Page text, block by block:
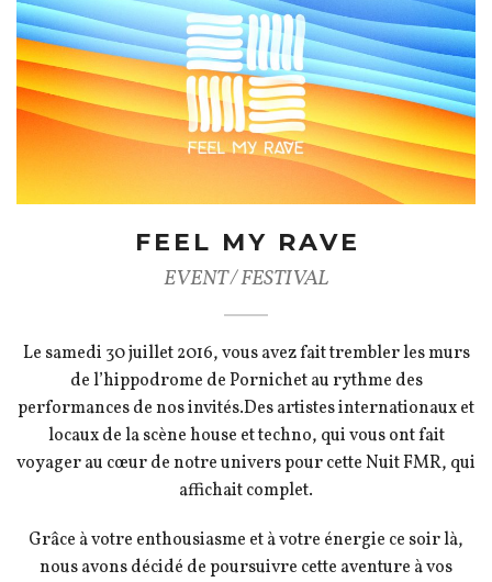
FEEL MY RAVE
EVENT / FESTIVAL
Le samedi 30 juillet 2016, vous avez fait trembler les murs
de l’hippodrome de Pornichet au rythme des
performances de nos invités.Des artistes internationaux et
locaux de la scène house et techno, qui vous ont fait
voyager au cœur de notre univers pour cette Nuit FMR, qui
affichait complet.
Grâce à votre enthousiasme et à votre énergie ce soir là,
nous avons décidé de poursuivre cette aventure à vos